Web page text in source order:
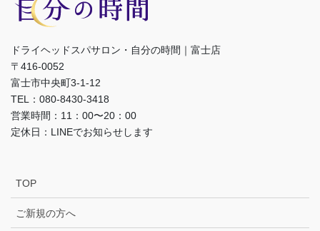
ドライヘッドスパサロン・自分の時間｜富士店
〒416-0052
富士市中央町3-1-12
TEL：080-8430-3418
営業時間：11：00〜20：00
定休日：LINEでお知らせします
TOP
ご新規の方へ